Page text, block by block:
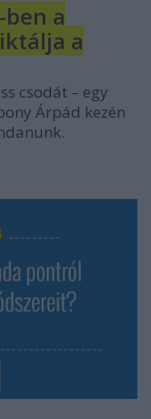
a
a
csodát – egy
Árpád kezén